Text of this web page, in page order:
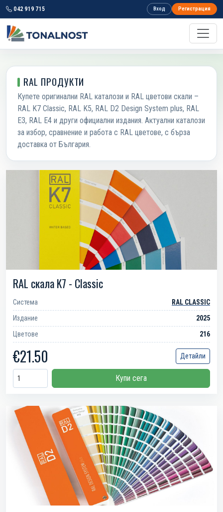
042 919 715 Вход Регистрация
RAL ПРОДУКТИ
Купете оригинални RAL каталози и RAL цветови скали –
RAL K7 Classic, RAL K5, RAL D2 Design System plus, RAL
E3, RAL E4 и други официални издания. Актуални каталози
за избор, сравнение и работа с RAL цветове, с бърза
доставка от България.
RAL скала K7 - Classic
Система
RAL CLASSIC
Издание
2025
Цветове
216
€21.50 Детайли
Купи сега